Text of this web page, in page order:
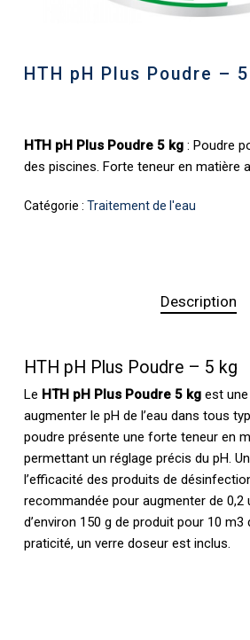
HTH pH Plus Poudre –
HTH pH Plus Poudre 5 kg: Poudre
des piscines. Forte teneur en matière
Catégorie : Traitement de l'eau
Description
HTH pH Plus Poudre – 5 kg
Le HTH pH Plus Poudre 5 kgest une
augmenter le pH de l’eau dans tous
poudre présente une forte teneur en
permettant un réglage précis du pH.
l’efficacité des produits de
recommandée pour augmenter de 0,2
d’environ 150 g de produit pour 10 m3
praticité, un verre doseur est inclus.